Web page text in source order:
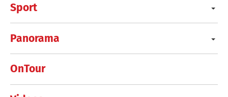
Sport
Panorama
OnTour